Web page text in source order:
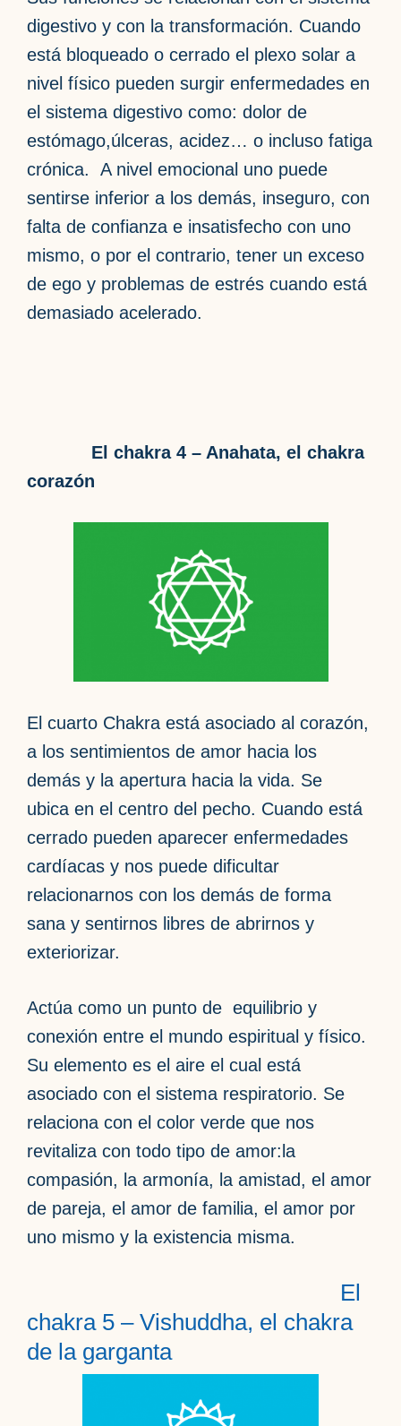
digestivo y con la transformación. Cuando
está bloqueado o cerrado el plexo solar a
nivel físico pueden surgir enfermedades en
el sistema digestivo como: dolor de
estómago,úlceras, acidez… o incluso fatiga
crónica. A nivel emocional uno puede
sentirse inferior a los demás, inseguro, con
falta de confianza e insatisfecho con uno
mismo, o por el contrario, tener un exceso
de ego y problemas de estrés cuando está
demasiado acelerado.
El chakra 4 – Anahata, el chakra
corazón
El cuarto Chakra está asociado al corazón,
a los sentimientos de amor hacia los
demás y la apertura hacia la vida. Se
ubica en el centro del pecho. Cuando está
cerrado pueden aparecer enfermedades
cardíacas y nos puede dificultar
relacionarnos con los demás de forma
sana y sentirnos libres de abrirnos y
exteriorizar.
Actúa como un punto de equilibrio y
conexión entre el mundo espiritual y físico.
Su elemento es el aire el cual está
asociado con el sistema respiratorio. Se
relaciona con el color verde que nos
revitaliza con todo tipo de amor:la
compasión, la armonía, la amistad, el amor
de pareja, el amor de familia, el amor por
uno mismo y la existencia misma.
El
chakra 5 – Vishuddha, el chakra
de la garganta